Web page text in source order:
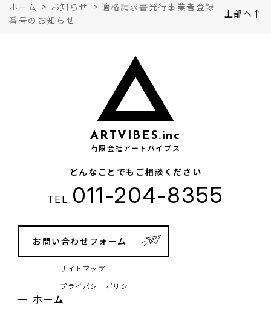
ホーム > お知らせ > 適格請求書発行事業者登録
番号のお知らせ
上部へ↑
ARTVIBES.inc
有限会社アートバイブス
どんなことでもご相談ください
TEL. 011-204-8355
お問い合わせフォーム
サイトマップ
プライバシーポリシー
ホーム